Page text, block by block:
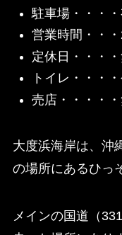
駐車場・・・・
営業時間・・
定休日・・・・
トイレ・・・
売店・・・・・
大度浜海岸は、沖
の場所にあるひっ
メインの国道（